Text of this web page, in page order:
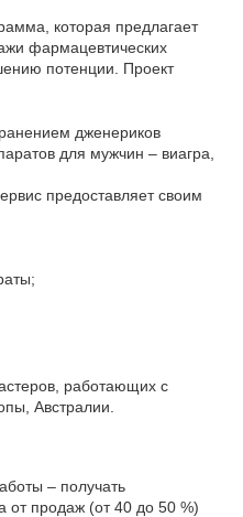
которая предлагает
фармацевтических
потенции. Проект
дженериков
для мужчин – виагра,
предоставляет своим
работающих с
Австралии.
– получать
от продаж (от 40 до 50 %)